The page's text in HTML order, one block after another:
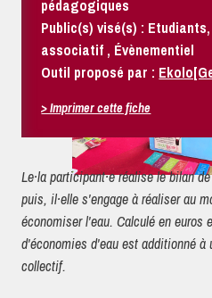
pédagogiques
Public(s) visé(s) :
associatif , Évènementiel
Outil proposé par :
> Imprimer cette fiche
Le·la participant·e réalise le bilan de leur consommation d'eau
puis, il·elle s'engage à réaliser au
économiser l'eau. Calculé en euros
d'économies d'eau est additionné à
collectif.